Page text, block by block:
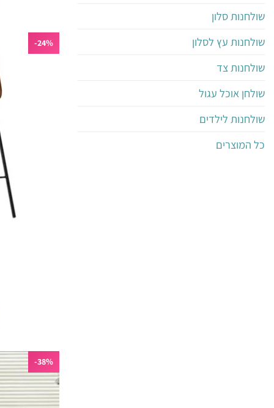
שולחנות סלון
שולחנות עץ לסלון
שולחנות צד
שולחן אוכל עגול
שולחנות לילדים
כל המוצרים
24%-
38%-